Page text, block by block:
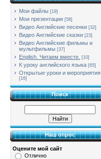
Мои файлы [19]
Мои презентации [58]
Видео Английские песенки [32]
Видео Английские сказки [23]
Видео Английские фильмы и
мультфильмы [37]
English. Читаем вместе. [10]
К уроку английского языка [65]
Открытые уроки и мероприятия
[16]
Поиск
Наш опрос
Оцените мой сайт
Отлично